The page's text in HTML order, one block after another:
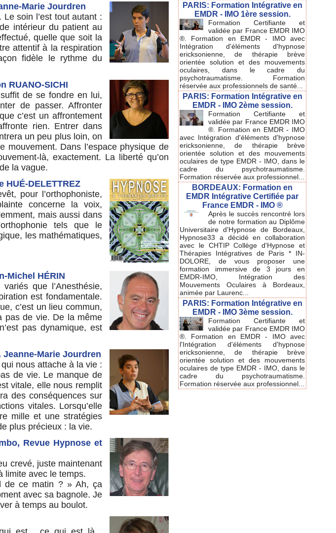
Marie Jourdren
soin l’est tout autant :
intérieur du patient au
quelle que soit la
attentif à la respiration
fidèle le rythme du
RUANO-SICHI
de se fondre en lui,
de passer. Affronter
c’est un affrontement
rien. Entrer dans
un peu plus loin, on
mouvement. Dans l’espace physique de
là, exactement. La liberté qu’on
la vague.
DELETTREZ
pour l’orthophoniste,
concerne la voix,
mais aussi dans
tels que le
les mathématiques,
Michel HÉRIN
que l’Anesthésie,
est fondamentale.
c’est un lieu commun,
pas de vie. De la même
pas dynamique, est
Marie Jourdren
nous attache à la vie :
de vie. Le manque de
vitale, elle nous remplit
des conséquences sur
vitales. Lorsqu’elle
mille et une stratégies
plus précieux : la vie.
Revue Hypnose et
crevé, juste maintenant
limite avec le temps.
de ce matin ? » Ah, ça
avec sa bagnole. Je
à temps au boulot.
PARIS: Formation Intégrative en
EMDR - IMO 1ère session.
Formation Certifiante et
validée par France EMDR IMO
®. Formation en EMDR - IMO avec
Intégration d'éléments d'hypnose
ericksonienne, de thérapie brève
orientée solution et des mouvements
oculaires, dans le cadre du
psychotraumatisme. Formation
réservée aux professionnels de santé...
PARIS: Formation Intégrative en
EMDR - IMO 2ème session.
Formation Certifiante et
validée par France EMDR IMO
®. Formation en EMDR - IMO
avec Intégration d'éléments d'hypnose
ericksonienne, de thérapie brève
orientée solution et des mouvements
oculaires de type EMDR - IMO, dans le
cadre du psychotraumatisme.
Formation réservée aux professionnel...
BORDEAUX: Formation en
EMDR Intégrative Certifiée par
France EMDR - IMO ®
Après le succès rencontré lors
de notre formation au Diplôme
Universitaire d'Hypnose de Bordeaux,
Hypnose33 a décidé en collaboration
avec le CHTIP Collège d'Hypnose et
Thérapies Intégratives de Paris * IN-
DOLORE, de vous proposer une
formation immersive de 3 jours en
EMDR-IMO, Intégration des
Mouvements Oculaires à Bordeaux,
animée par Laurenc...
PARIS: Formation Intégrative en
EMDR - IMO 3ème session.
Formation Certifiante et
validée par France EMDR IMO
®. Formation en EMDR - IMO avec
l'Intégration d'éléments d'hypnose
ericksonienne, de thérapie brève
orientée solution et des mouvements
oculaires de type EMDR - IMO, dans le
cadre du psychotraumatisme.
Formation réservée aux professionnel...